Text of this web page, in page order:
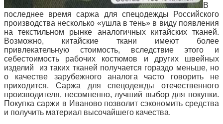
В
последнее время саржа для спецодежды Российского
производства несколько «ушла в тень» в виду появления
на текстильном рынке аналогичных китайских тканей.
Возможно, китайские ткани имеют более
привлекательную стоимость, вследствие этого и
себестоимость рабочих костюмов и других швейных
изделий из таких тканей получается гораздо меньше, но
о качестве зарубежного аналога часто говорить не
приходится. Саржа для спецодежды отечественного
производителя, несомненно, лучший выбор для покупки.
Покупка саржи в Иваново позволит сэкономить средства
и получить материал высочайшего качества.